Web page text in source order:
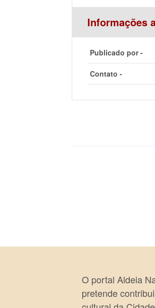
Informações
Publicado por -
Contato -
O portal Aldeia
pretende